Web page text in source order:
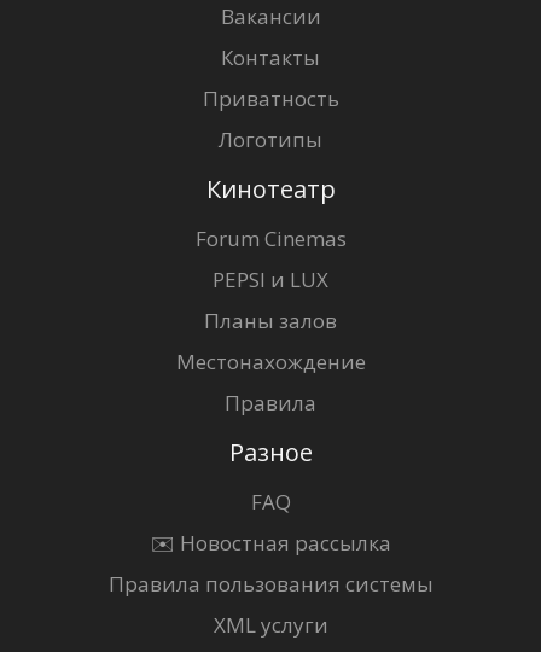
Вакансии
Контакты
Приватность
Логотипы
Кинотеатр
Forum Cinemas
PEPSI и LUX
Планы залов
Местонахождение
Правила
Разное
FAQ
✉️ Новостная рассылка
Правила пользования системы
XML услуги